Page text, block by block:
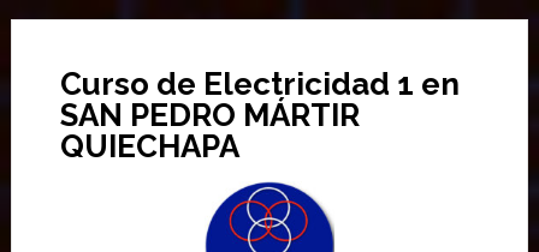
Curso de Electricidad 1 en
SAN PEDRO MÁRTIR
QUIECHAPA